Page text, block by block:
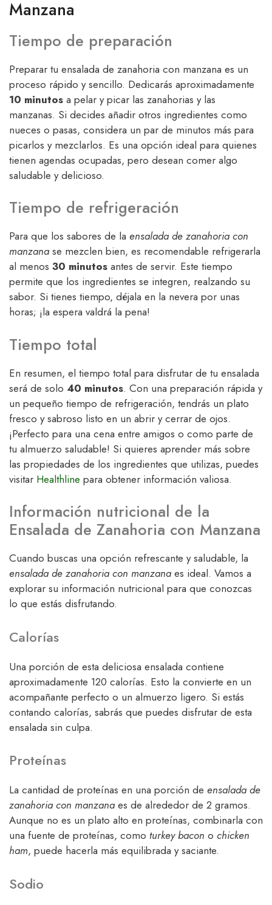
Manzana
Tiempo de preparación
Preparar tu ensalada de zanahoria con manzana es un
proceso rápido y sencillo. Dedicarás aproximadamente
10 minutos a pelar y picar las zanahorias y las
manzanas. Si decides añadir otros ingredientes como
nueces o pasas, considera un par de minutos más para
picarlos y mezclarlos. Es una opción ideal para quienes
tienen agendas ocupadas, pero desean comer algo
saludable y delicioso.
Tiempo de refrigeración
Para que los sabores de la ensalada de zanahoria con
manzana se mezclen bien, es recomendable refrigerarla
al menos 30 minutos antes de servir. Este tiempo
permite que los ingredientes se integren, realzando su
sabor. Si tienes tiempo, déjala en la nevera por unas
horas; ¡la espera valdrá la pena!
Tiempo total
En resumen, el tiempo total para disfrutar de tu ensalada
será de solo 40 minutos. Con una preparación rápida y
un pequeño tiempo de refrigeración, tendrás un plato
fresco y sabroso listo en un abrir y cerrar de ojos.
¡Perfecto para una cena entre amigos o como parte de
tu almuerzo saludable! Si quieres aprender más sobre
las propiedades de los ingredientes que utilizas, puedes
visitar Healthline para obtener información valiosa.
Información nutricional de la
Ensalada de Zanahoria con Manzana
Cuando buscas una opción refrescante y saludable, la
ensalada de zanahoria con manzana es ideal. Vamos a
explorar su información nutricional para que conozcas
lo que estás disfrutando.
Calorías
Una porción de esta deliciosa ensalada contiene
aproximadamente 120 calorías. Esto la convierte en un
acompañante perfecto o un almuerzo ligero. Si estás
contando calorías, sabrás que puedes disfrutar de esta
ensalada sin culpa.
Proteínas
La cantidad de proteínas en una porción de ensalada de
zanahoria con manzana es de alrededor de 2 gramos.
Aunque no es un plato alto en proteínas, combinarla con
una fuente de proteínas, como turkey bacon o chicken
ham, puede hacerla más equilibrada y saciante.
Sodio